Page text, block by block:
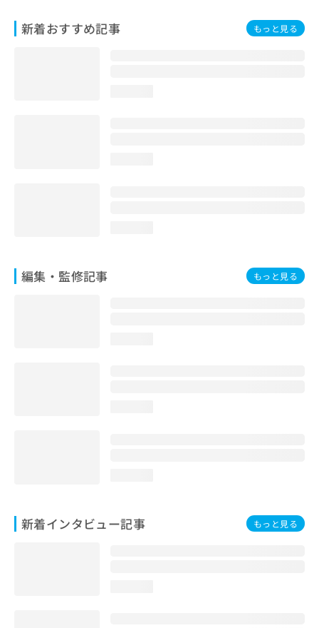
新着おすすめ記事 もっと見る
編集・監修記事 もっと見る
新着インタビュー記事 もっと見る
問
い